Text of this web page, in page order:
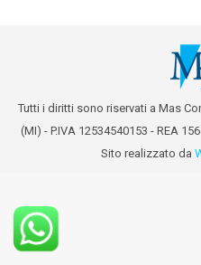
Tutti i diritti sono riservati a Mas
(MI) - P.IVA 12534540153 - REA
Sito realizzato da